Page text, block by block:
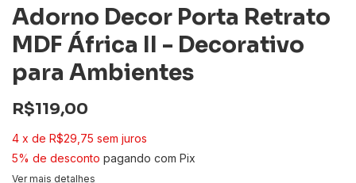
Adorno Decor Porta Retrato
MDF África II - Decorativo
para Ambientes
R$119,00
4 x de R$29,75 sem juros
5% de desconto pagando com Pix
Ver mais detalhes